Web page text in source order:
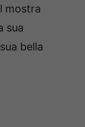
mostra
sua
bella